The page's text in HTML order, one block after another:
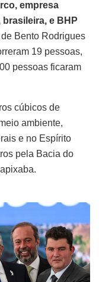
empresa
e BHP
Bento Rodrigues
19 pessoas,
pessoas ficaram
cúbicos de
ambiente,
e no Espírito
pela Bacia do